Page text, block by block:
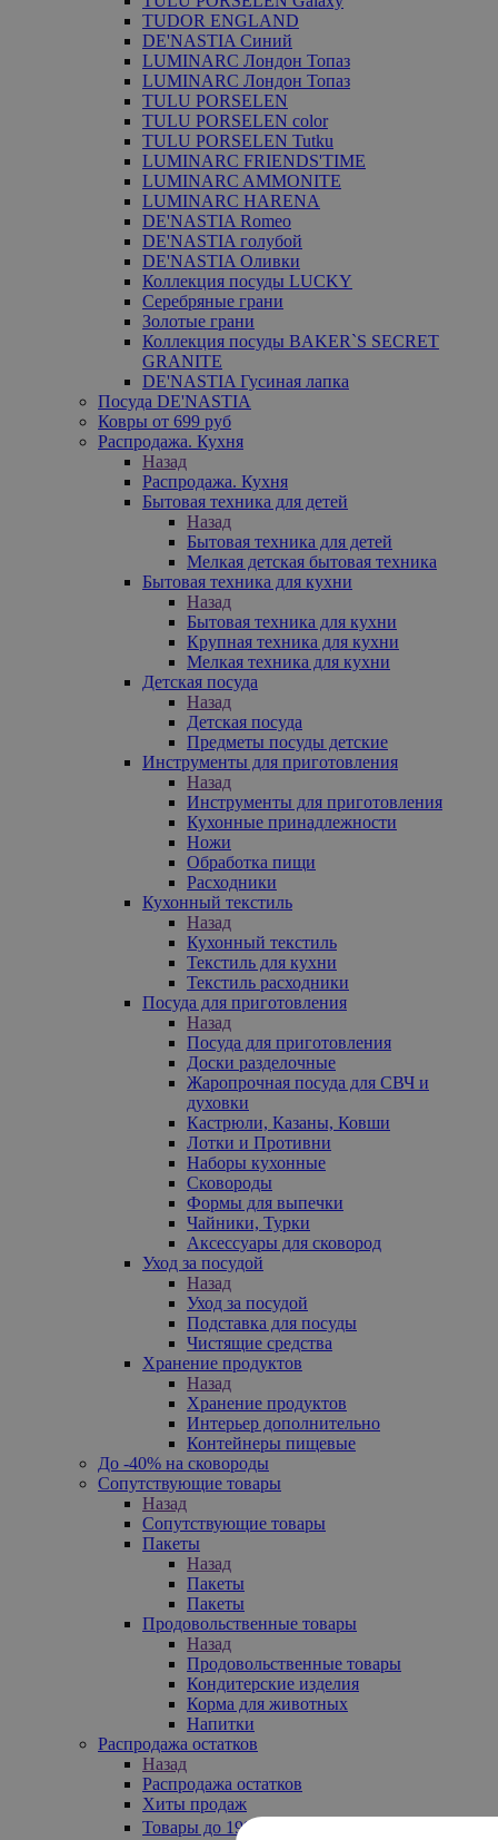
TUDOR ENGLAND
DE'NASTIA Синий
LUMINARC Лондон Топаз
LUMINARC Лондон Топаз
TULU PORSELEN
TULU PORSELEN color
TULU PORSELEN Tutku
LUMINARC FRIENDS'TIME
LUMINARC AMMONITE
LUMINARC HARENA
DE'NASTIA Romeo
DE'NASTIA голубой
DE'NASTIA Оливки
Коллекция посуды LUCKY
Серебряные грани
Золотые грани
Коллекция посуды BAKER`S SECRET
GRANITE
DE'NASTIA Гусиная лапка
Посуда DE'NASTIA
Ковры от 699 руб
Распродажа. Кухня
Назад
Распродажа. Кухня
Бытовая техника для детей
Назад
Бытовая техника для детей
Мелкая детская бытовая техника
Бытовая техника для кухни
Назад
Бытовая техника для кухни
Крупная техника для кухни
Мелкая техника для кухни
Детская посуда
Назад
Детская посуда
Предметы посуды детские
Инструменты для приготовления
Назад
Инструменты для приготовления
Кухонные принадлежности
Ножи
Обработка пищи
Расходники
Кухонный текстиль
Назад
Кухонный текстиль
Текстиль для кухни
Текстиль расходники
Посуда для приготовления
Назад
Посуда для приготовления
Доски разделочные
Жаропрочная посуда для СВЧ и
духовки
Кастрюли, Казаны, Ковши
Лотки и Противни
Наборы кухонные
Сковороды
Формы для выпечки
Чайники, Турки
Аксессуары для сковород
Уход за посудой
Назад
Уход за посудой
Подставка для посуды
Чистящие средства
Хранение продуктов
Назад
Хранение продуктов
Интерьер дополнительно
Контейнеры пищевые
До -40% на сковороды
Сопутствующие товары
Назад
Сопутствующие товары
Пакеты
Назад
Пакеты
Пакеты
Продовольственные товары
Назад
Продовольственные товары
Кондитерские изделия
Корма для животных
Напитки
Распродажа остатков
Назад
Распродажа остатков
Хиты продаж
Товары до 199₽